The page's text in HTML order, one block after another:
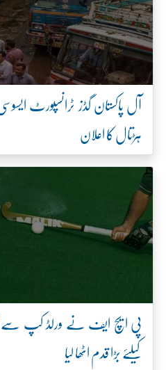
آل پاکستان گڈز ٹرانسپورٹ
ہڑتال کا اعلان
پی ایچ ایف نے ورلڈ کپ سے
کیلئے بڑا قدم اٹھا لیا